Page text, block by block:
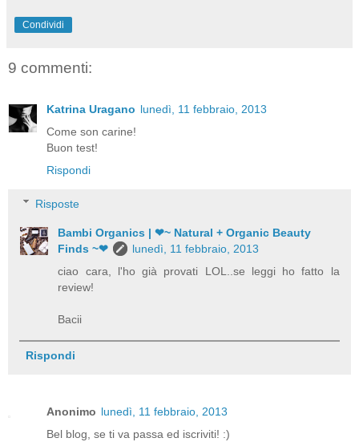
Condividi
9 commenti:
Katrina Uragano lunedì, 11 febbraio, 2013
Come son carine!
Buon test!
Rispondi
Risposte
Bambi Organics | ❤~ Natural + Organic Beauty
Finds ~❤
lunedì, 11 febbraio, 2013
ciao cara, l'ho già provati LOL..se leggi ho fatto la
review!
Bacii
Rispondi
Anonimo lunedì, 11 febbraio, 2013
Bel blog, se ti va passa ed iscriviti! :)